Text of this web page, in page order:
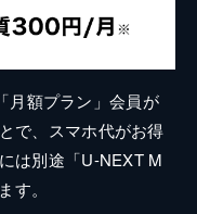
月額プラン」会員が
で、スマホ代がお得
は別途「U-NEXT M
す。